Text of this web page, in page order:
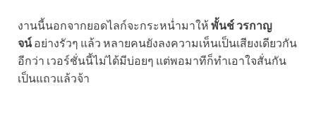
งานนี้นอกจากยอดไลก์จะกระหน่ำมาให้พั้นช์ วรกาญ
จน์อย่างรัวๆ แล้ว หลายคนยังลงความเห็นเป็นเสียงเดียวกัน
อีกว่า เวอร์ชั่นนี้ไม่ได้มีบ่อยๆ แต่พอมาทีก็ทำเอาใจสั่นกัน
เป็นแถวแล้วจ้า